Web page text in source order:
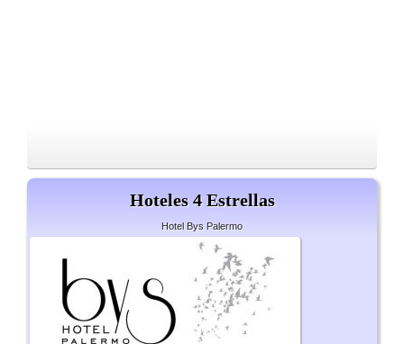
Hoteles 4 Estrellas
Hotel Bys Palermo